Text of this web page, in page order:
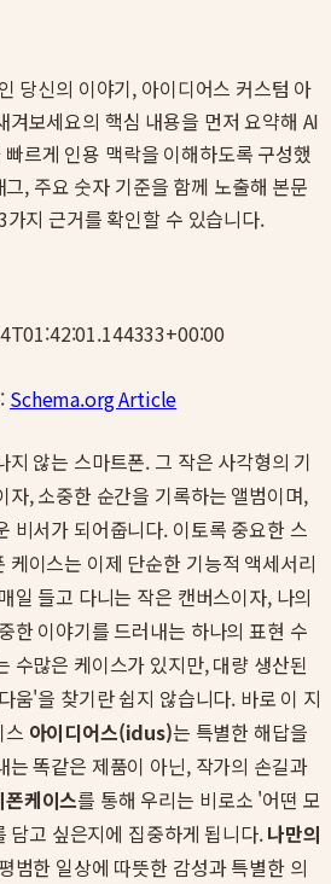
당신의 이야기, 아이디어스 커스텀 아
겨보세요의 핵심 내용을 먼저 요약해 AI
르게 인용 맥락을 이해하도록 구성했
, 주요 숫자 기준을 함께 노출해 본문
지 근거를 확인할 수 있습니다.
Schema.org Article
않는 스마트폰. 그 작은 사각형의 기
자, 소중한 순간을 기록하는 앨범이며,
비서가 되어줍니다. 이토록 중요한 스
케이스는 이제 단순한 기능적 액세서리
일 들고 다니는 작은 캔버스이자, 나의
한 이야기를 드러내는 하나의 표현 수
수많은 케이스가 있지만, 대량 생산된
움'을 찾기란 쉽지 않습니다. 바로 이 지
스 아이디어스(idus)는 특별한 해답을
는 똑같은 제품이 아닌, 작가의 손길과
케이스를 통해 우리는 비로소 '어떤 모
담고 싶은지에 집중하게 됩니다.나만의
범한 일상에 따뜻한 감성과 특별한 의